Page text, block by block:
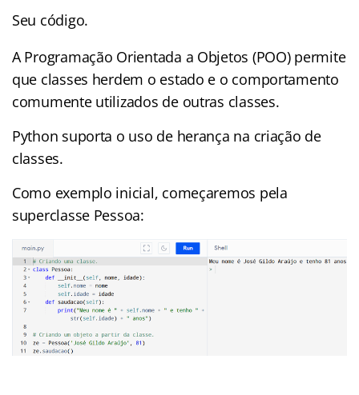
Seu código.
A Programação Orientada a Objetos (POO) permite
que classes herdem o estado e o comportamento
comumente utilizados de outras classes.
Python suporta o uso de herança na criação de
classes.
Como exemplo inicial, começaremos pela
superclasse Pessoa: